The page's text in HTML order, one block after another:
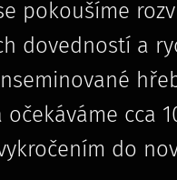
pokoušíme
dovedností a
očekáváme cca
do